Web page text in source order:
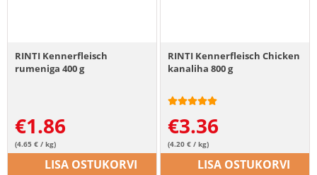
RINTI Kennerfleisch
rumeniga 400 g
€1.86
(4.65 € / kg)
LISA OSTUKORVI
RINTI Kennerfleisch Chicken
kanaliha 800 g
€3.36
(4.20 € / kg)
LISA OSTUKORVI